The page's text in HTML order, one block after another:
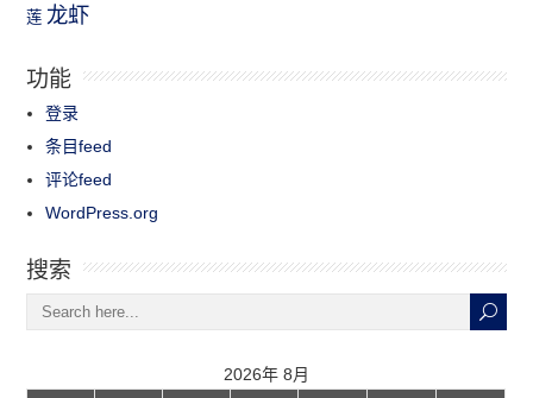
莲 龙虾
功能
登录
条目feed
评论feed
WordPress.org
搜索
2026年 8月